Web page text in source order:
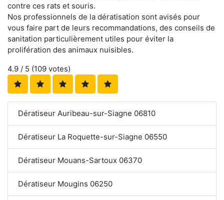
contre ces rats et souris.
Nos professionnels de la dératisation sont avisés pour
vous faire part de leurs recommandations, des conseils de
sanitation particulièrement utiles pour éviter la
prolifération des animaux nuisibles.
4.9 / 5 (109 votes)
Dératiseur Auribeau-sur-Siagne 06810
Dératiseur La Roquette-sur-Siagne 06550
Dératiseur Mouans-Sartoux 06370
Dératiseur Mougins 06250